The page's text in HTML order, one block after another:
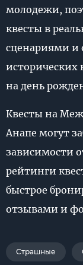
молодежи,
квесты в
сценариями и
исторических
на день
Квесты на
Анапе могут
зависимости
рейтинги
быстрое
отзывами и
Страшные